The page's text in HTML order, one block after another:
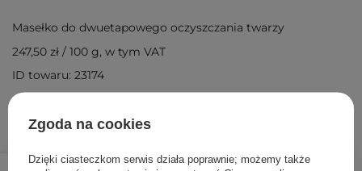
99,00 zł /szt.
Masełko do dwuetapowego oczyszczania twarzy
247,50 zł / 100 g, w tym VAT
ID towaru: 23174
Zgoda na cookies
Dzięki ciasteczkom serwis działa poprawnie; możemy także